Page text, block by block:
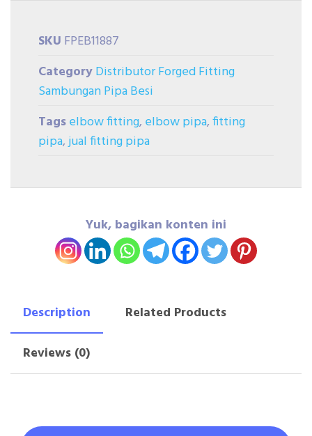
SKU FPEB11887
CategoryDistributor Forged Fitting
Sambungan Pipa Besi
Tagselbow fitting, elbow pipa,fitting
pipa,jual fitting pipa
Yuk, bagikan konten ini
Description
Related Products
Reviews (0)